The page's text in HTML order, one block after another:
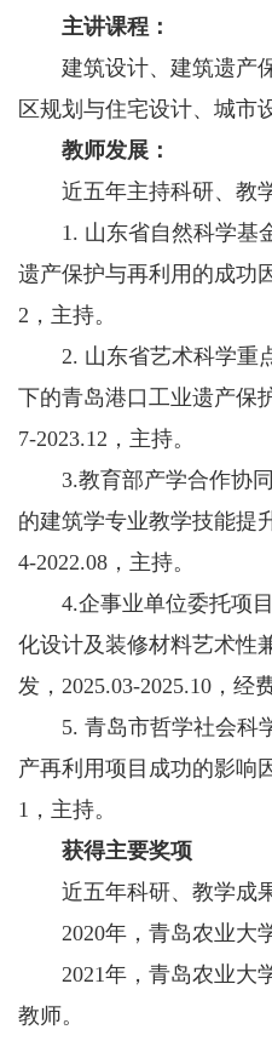
主讲课程：
建筑设计、建筑遗产保
区规划与住宅设计、城市
教师发展：
近五年主持科研、教
1. 山东省自然科学基
遗产保护与再利用的成功
2，主持。
2. 山东省艺术科学重
下的青岛港口工业遗产保
7-2023.12，主持。
3.教育部产学合作协同
的建筑学专业教学技能提
4-2022.08，主持。
4.企事业单位委托项目
化设计及装修材料艺术性
发，2025.03-2025.10，经
5. 青岛市哲学社会科
产再利用项目成功的影响
1，主持。
获得主要奖项
近五年科研、教学成
2020年，青岛农业大学
2021年，青岛农业大
教师。